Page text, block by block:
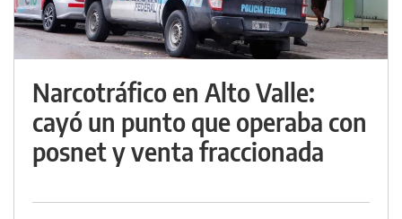
Narcotráfico en Alto Valle:
cayó un punto que operaba con
posnet y venta fraccionada